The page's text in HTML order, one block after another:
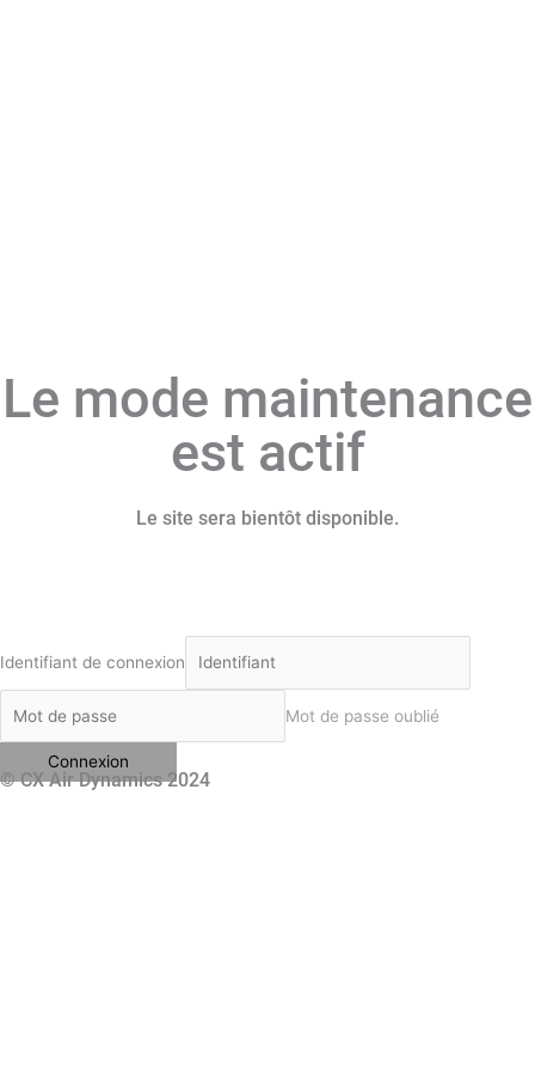
Le mode maintenance
est actif
Le site sera bientôt disponible.
© CX Air Dynamics 2024
Identifiant de connexion
Mot de passe oublié